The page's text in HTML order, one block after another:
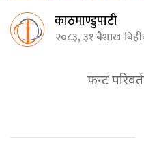
काठमाण्डुपाटी
२०८३, ३१ बैशाख
फन्ट